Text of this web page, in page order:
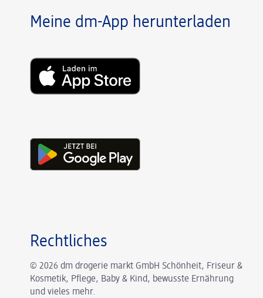
Meine dm-App herunterladen
Rechtliches
© 2026 dm drogerie markt GmbH Schönheit, Friseur &
Kosmetik, Pflege, Baby & Kind, bewusste Ernährung
und vieles mehr.